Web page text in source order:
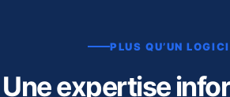
PLUS QU’UN
Une expertise